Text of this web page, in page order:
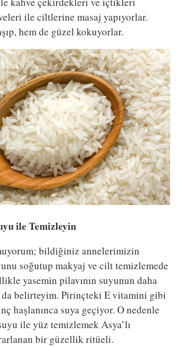
ile ciltlerine masaj yapıyorlar.
hem de güzel kokuyorlar.
ile Temizleyin
bildiğiniz annelerimizin
soğutup makyaj ve cilt temizlemede
yasemin pilavının suyunun daha
belirteyim. Pirinçteki E vitamini gibi
haşlanınca suya geçiyor. O nedenle
ile yüz temizlemek Asya’lı
bir güzellik ritüeli.